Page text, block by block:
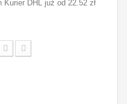
Kurier DHL już od 22.52 zł